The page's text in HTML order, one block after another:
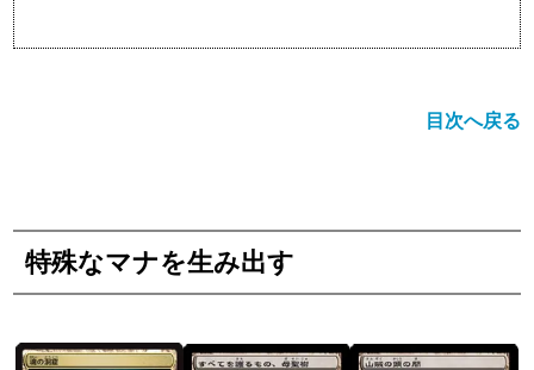
目次へ戻る
特殊なマナを生み出す